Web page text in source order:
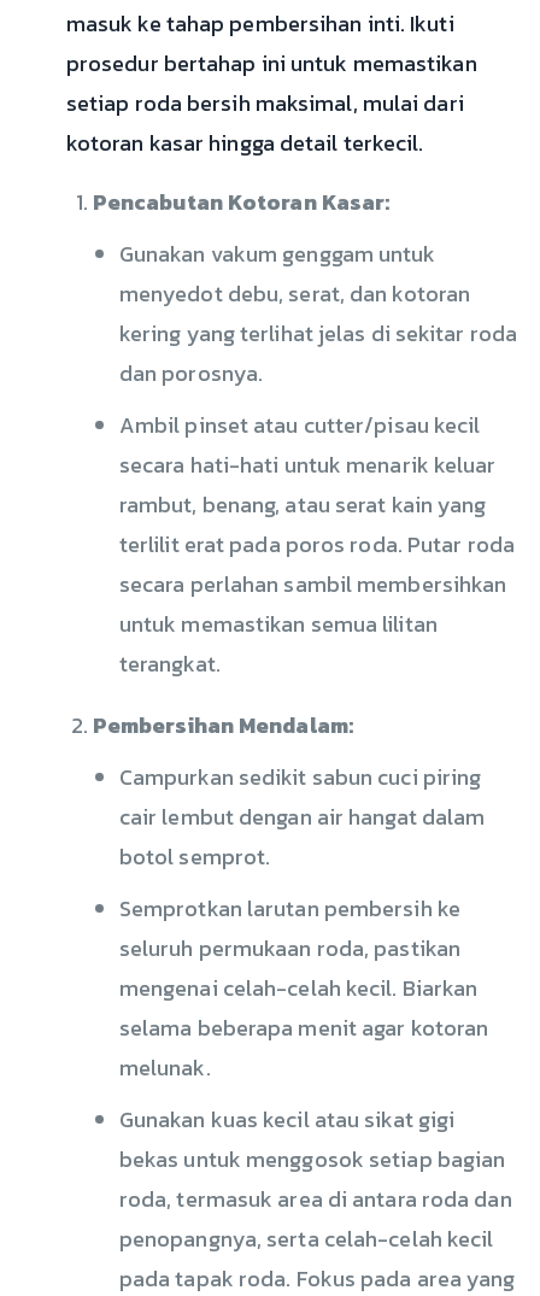
masuk ke tahap pembersihan inti. Ikuti
prosedur bertahap ini untuk memastikan
setiap roda bersih maksimal, mulai dari
kotoran kasar hingga detail terkecil.
Pencabutan Kotoran Kasar:
Gunakan vakum genggam untuk
menyedot debu, serat, dan kotoran
kering yang terlihat jelas di sekitar roda
dan porosnya.
Ambil pinset atau cutter/pisau kecil
secara hati-hati untuk menarik keluar
rambut, benang, atau serat kain yang
terlilit erat pada poros roda. Putar roda
secara perlahan sambil membersihkan
untuk memastikan semua lilitan
terangkat.
Pembersihan Mendalam:
Campurkan sedikit sabun cuci piring
cair lembut dengan air hangat dalam
botol semprot.
Semprotkan larutan pembersih ke
seluruh permukaan roda, pastikan
mengenai celah-celah kecil. Biarkan
selama beberapa menit agar kotoran
melunak.
Gunakan kuas kecil atau sikat gigi
bekas untuk menggosok setiap bagian
roda, termasuk area di antara roda dan
penopangnya, serta celah-celah kecil
pada tapak roda. Fokus pada area yang